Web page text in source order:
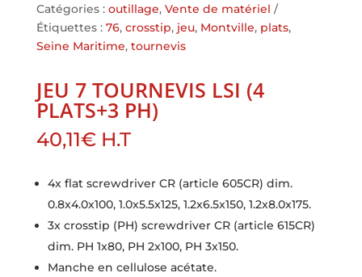
Catégories : outillage, Vente de matériel
Étiquettes : 76, crosstip, jeu, Montville, plats,
Seine Maritime, tournevis
JEU 7 TOURNEVIS LSI (4
PLATS+3 PH)
40,11€ H.T
4x flat screwdriver CR (article 605CR) dim.
0.8x4.0x100, 1.0x5.5x125, 1.2x6.5x150, 1.2x8.0x175.
3x crosstip (PH) screwdriver CR (article 615CR)
dim. PH 1x80, PH 2x100, PH 3x150.
Manche en cellulose acétate.